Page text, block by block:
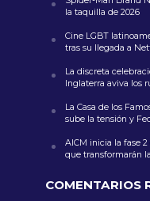
la taquilla de 2026
Cine LGBT
tras su llegada a
La discreta
Inglaterra aviva los
La Casa de los
sube la tensión y
AICM inicia la fase
que transformarán
COMENTARIOS